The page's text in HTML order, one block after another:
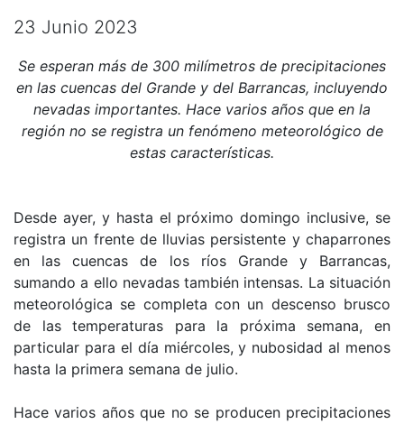
23 Junio 2023
Se esperan más de 300 milímetros de precipitaciones
en las cuencas del Grande y del Barrancas, incluyendo
nevadas importantes. Hace varios años que en la
región no se registra un fenómeno meteorológico de
estas características.
Desde ayer, y hasta el próximo domingo inclusive, se
registra un frente de lluvias persistente y chaparrones
en las cuencas de los ríos Grande y Barrancas,
sumando a ello nevadas también intensas. La situación
meteorológica se completa con un descenso brusco
de las temperaturas para la próxima semana, en
particular para el día miércoles, y nubosidad al menos
hasta la primera semana de julio.
Hace varios años que no se producen precipitaciones